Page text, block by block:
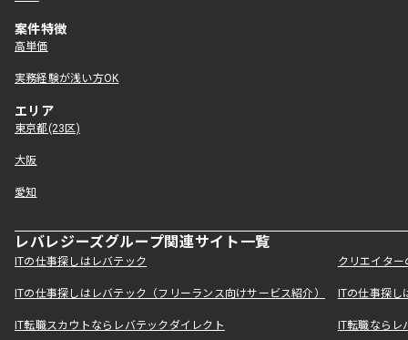
案件特徴
高単価
実務経験が浅い方OK
エリア
東京都(23区)
大阪
愛知
レバレジーズグループ関連サイト一覧
ITの仕事探しはレバテック クリエイタ
ITの仕事探しはレバテック（フリーランス向けサービス紹介） ITの仕事探
IT転職スカウトならレバテックダイレクト IT転職なら